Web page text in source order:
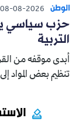
الوطن 08-08-2026
حزب سياسي
التربية
أبدى موقفه من
تنظيم بعض المواد